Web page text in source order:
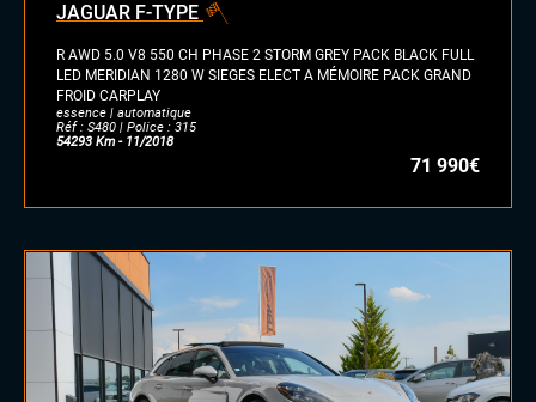
JAGUAR F-TYPE
R AWD 5.0 V8 550 CH PHASE 2 STORM GREY PACK BLACK FULL
LED MERIDIAN 1280 W SIEGES ELECT A MÉMOIRE PACK GRAND
FROID CARPLAY
essence | automatique
Réf : S480 | Police : 315
54293 Km - 11/2018
71 990€